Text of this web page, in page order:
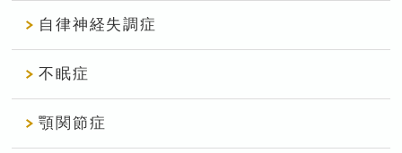
自律神経失調症
不眠症
顎関節症